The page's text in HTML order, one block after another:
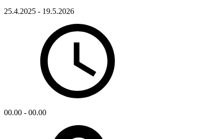
25.4.2025 - 19.5.2026
00.00 - 00.00